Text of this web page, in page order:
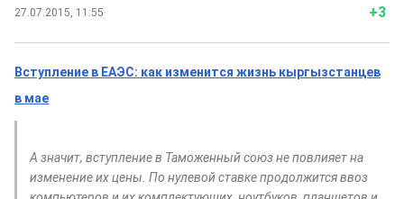
27.07.2015, 11:55 +3
Вступление в ЕАЭС: как изменится жизнь кыргызстанцев
в мае
А значит, вступление в Таможенный союз не повлияет на
изменение их цены. По нулевой ставке продолжится ввоз